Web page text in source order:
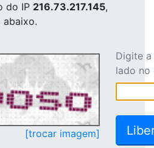
do IP 216.73.217.145,
abaixo.
[trocar imagem]
Digite
lado no